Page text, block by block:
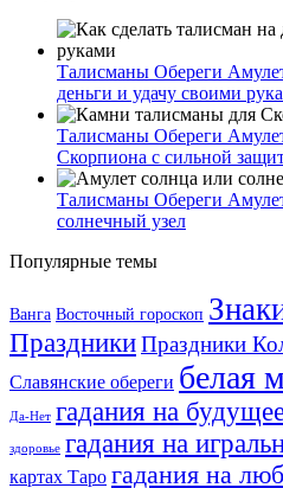
Талисманы Обереги
деньги и удачу своими
Талисманы Обереги
Скорпиона с сильной
Талисманы Обереги
солнечный узел
Популярные темы
Ванга Восточный гороскоп
ПраздникиПраздники
Славянские обереги белая
Да-Нет гадания на
здоровье гадания на
картах Таро гадания на